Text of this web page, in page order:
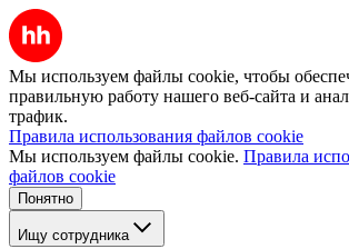
Мы используем файлы cookie, чтобы
правильную работу нашего веб-сайта и
трафик.
Правила использования файлов cookie
Мы используем файлы cookie. Правила
файлов cookie
Понятно
Ищу сотрудника